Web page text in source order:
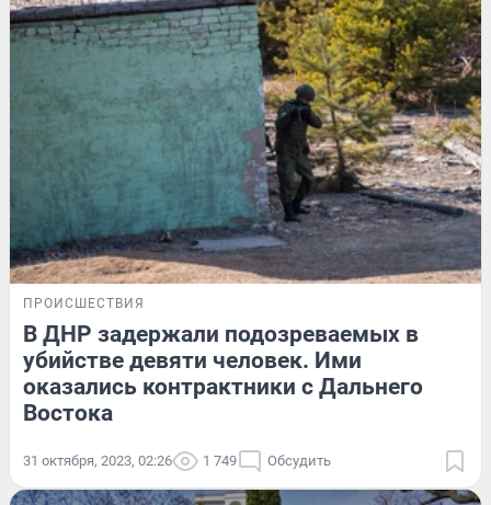
ПРОИСШЕСТВИЯ
В ДНР задержали подозреваемых в
убийстве девяти человек. Ими
оказались контрактники с Дальнего
Востока
31 октября, 2023, 02:26 1 749 Обсудить